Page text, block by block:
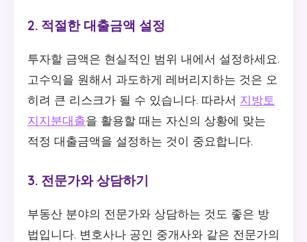
2. 적절한 대출금액 설정
투자할 금액은 현실적인 범위 내에서 설정하세요.
고수익을 원해서 과도하게 레버리지하는 것은 오
히려 큰 리스크가 될 수 있습니다. 따라서 지방토
지지분대출을 활용할 때는 자신의 상황에 맞는
적정 대출금액을 설정하는 것이 중요합니다.
3. 전문가와 상담하기
부동산 분야의 전문가와 상담하는 것도 좋은 방
법입니다. 변호사나 공인 중개사와 같은 전문가의